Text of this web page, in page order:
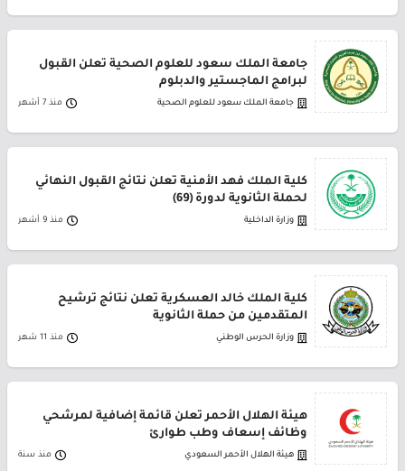
جامعة الملك سعود للعلوم الصحية تعلن القبول
لبرامج الماجستير والدبلوم
جامعة الملك سعود للعلوم الصحية منذ 7 أشهر
كلية الملك فهد الأمنية تعلن نتائج القبول النهائي
لحملة الثانوية لدورة (69)
وزارة الداخلية منذ 9 أشهر
كلية الملك خالد العسكرية تعلن نتائج ترشيح
المتقدمين من حملة الثانوية
وزارة الحرس الوطني منذ 11 شهر
هيئة الهلال الأحمر تعلن قائمة إضافية لمرشحي
وظائف إسعاف وطب طوارئ
هيئة الهلال الأحمر السعودي منذ سنة